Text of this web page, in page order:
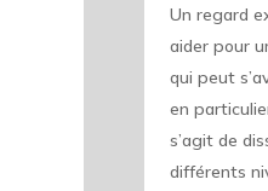
Un regard
aider pour
qui peut
en
s’agit de
différents